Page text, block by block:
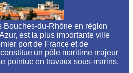
Bouches-du-Rhône en région
est la plus importante ville
port de France et de
un pôle maritime majeur
pointue en travaux sous-marins.